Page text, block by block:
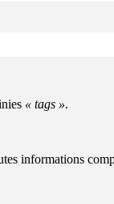
tags
.
informations